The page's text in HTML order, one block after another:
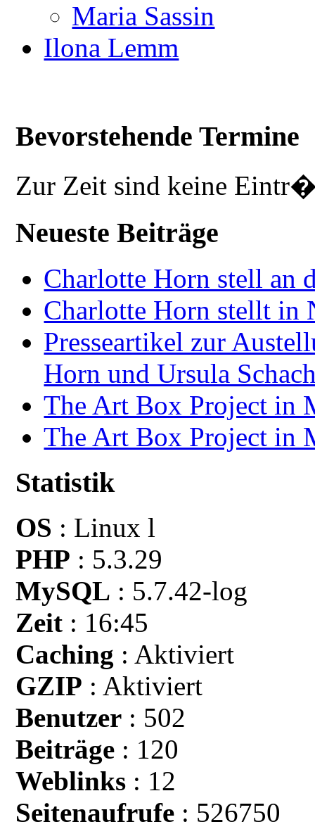
Maria Sassin
Ilona Lemm
Bevorstehende Termine
Zur Zeit sind keine
Neueste Beiträge
Charlotte Horn stell an
Charlotte Horn stellt in
Presseartikel zur
Horn und Ursula
The Art Box Project in
The Art Box Project in
Statistik
OS : Linux l
PHP : 5.3.29
MySQL : 5.7.42-log
Zeit : 16:45
Caching : Aktiviert
GZIP : Aktiviert
Benutzer : 502
Beiträge : 120
Weblinks : 12
Seitenaufrufe : 526750